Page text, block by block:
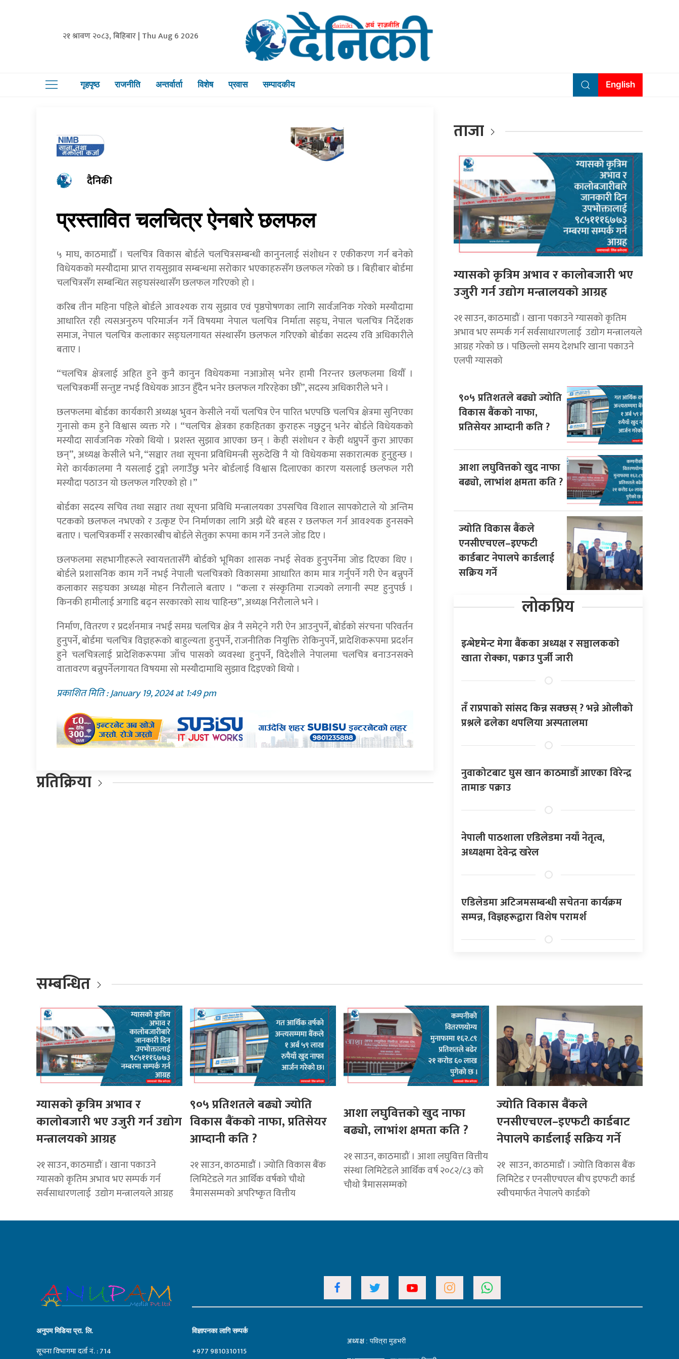
२१ श्रावण २०८३, बिहिबार | Thu Aug 6 2026
गृहपृष्ठ राजनीति अन्तर्वार्ता विशेष प्रवास सम्पादकीय English
दैनिकी
प्रस्तावित चलचित्र ऐनबारे छलफल
५ माघ, काठमाडौँ । चलचित्र विकास बोर्डले चलचित्रसम्बन्धी कानुनलाई संशोधन र एकीकरण गर्न बनेको
विधेयकको मस्यौदामा प्राप्त रायसुझाव सम्बन्धमा सरोकार भएकाहरुसँग छलफल गरेको छ । बिहीबार बोर्डमा
चलचित्रसँग सम्बन्धित सङ्घसंस्थासँग छलफल गरिएको हो ।
करिब तीन महिना पहिले बोर्डले आवश्यक राय सुझाव एवं पृष्ठपोषणका लागि सार्वजनिक गरेको मस्यौदामा
आधारित रही त्यसअनुरुप परिमार्जन गर्ने विषयमा नेपाल चलचित्र निर्माता सङ्घ, नेपाल चलचित्र निर्देशक
समाज, नेपाल चलचित्र कलाकार सङ्घलगायत संस्थासँग छलफल गरिएको बोर्डका सदस्य रवि अधिकारीले
बताए ।
“चलचित्र क्षेत्रलाई अहित हुने कुनै कानुन विधेयकमा नआओस् भनेर हामी निरन्तर छलफलमा थियौँ ।
चलचित्रकर्मी सन्तुष्ट नभई विधेयक आउन हुँदैन भनेर छलफल गरिरहेका छौँ”, सदस्य अधिकारीले भने ।
छलफलमा बोर्डका कार्यकारी अध्यक्ष भुवन केसीले नयाँ चलचित्र ऐन पारित भएपछि चलचित्र क्षेत्रमा सुनिएका
गुनासो कम हुने विश्वास व्यक्त गरे । “चलचित्र क्षेत्रका हकहितका कुराहरू नछुटुन् भनेर बोर्डले विधेयकको
मस्यौदा सार्वजनिक गरेको थियो । प्रशस्त सुझाव आएका छन् । केही संशोधन र केही थप्नुपर्ने कुरा आएका
छन्”, अध्यक्ष केसीले भने, “सञ्चार तथा सूचना प्रविधिमन्त्री सुरुदेखि नै यो विधेयकमा सकारात्मक हुनुहुन्छ ।
मेरो कार्यकालमा नै यसलाई टुङ्गो लगाउँछु भनेर बोर्डलाई विश्वास दिलाएका कारण यसलाई छलफल गरी
मस्यौदा पठाउन यो छलफल गरिएको हो ।”
बोर्डका सदस्य सचिव तथा सञ्चार तथा सूचना प्रविधि मन्त्रालयका उपसचिव विशाल सापकोटाले यो अन्तिम
पटकको छलफल नभएको र उत्कृष्ट ऐन निर्माणका लागि अझै धेरै बहस र छलफल गर्न आवश्यक हुनसक्ने
बताए । चलचित्रकर्मी र सरकारबीच बोर्डले सेतुका रूपमा काम गर्ने उनले जोड दिए ।
छलफलमा सहभागीहरूले स्वायत्ततासँगै बोर्डको भूमिका शासक नभई सेवक हुनुपर्नेमा जोड दिएका थिए ।
बोर्डले प्रशासनिक काम गर्ने नभई नेपाली चलचित्रको विकासमा आधारित काम मात्र गर्नुपर्ने गरी ऐन बन्नुपर्ने
कलाकार सङ्घका अध्यक्ष मोहन निरौलाले बताए । “कला र संस्कृतिमा राज्यको लगानी स्पष्ट हुनुपर्छ ।
किनकी हामीलाई अगाडि बढ्न सरकारको साथ चाहिन्छ”, अध्यक्ष निरौलाले भने ।
निर्माण, वितरण र प्रदर्शनमात्र नभई समग्र चलचित्र क्षेत्र नै समेट्ने गरी ऐन आउनुपर्ने, बोर्डको संरचना परिवर्तन
हुनुपर्ने, बोर्डमा चलचित्र विज्ञहरूको बाहुल्यता हुनुपर्ने, राजनीतिक नियुक्ति रोकिनुपर्ने, प्रादेशिकरूपमा प्रदर्शन
हुने चलचित्रलाई प्रादेशिकरूपमा जाँच पासको व्यवस्था हुनुपर्ने, विदेशीले नेपालमा चलचित्र बनाउनसक्ने
वातावरण बन्नुपर्नेलगायत विषयमा सो मस्यौदामाथि सुझाव दिइएको थियो ।
प्रकाशित मिति : January 19, 2024 at 1:49 pm
प्रतिक्रिया
ताजा
ग्यासको कृत्रिम अभाव र कालोबजारी भए
उजुरी गर्न उद्योग मन्त्रालयकाे आग्रह
२१ साउन, काठमाडौं । खाना पकाउने ग्यासको कृतिम
अभाव भए सम्पर्क गर्न सर्वसाधारणलाई उद्योग मन्त्रालयले
आग्रह गरेको छ । पछिल्लो समय देशभरि खाना पकाउने
एलपी ग्यासको
९०५ प्रतिशतले बढ्यो ज्योति
विकास बैंकको नाफा,
प्रतिसेयर आम्दानी कति ?
आशा लघुवित्तको खुद नाफा
बढ्यो, लाभांश क्षमता कति ?
ज्योति विकास बैंकले
एनसीएचएल–इएफटी
कार्डबाट नेपालपे कार्डलाई
सक्रिय गर्ने
लोकप्रिय
इन्भेष्टमेन्ट मेगा बैंकका अध्यक्ष र सञ्चालकको
खाता रोक्का, पक्राउ पुर्जी जारी
तँ राप्रपाको सांसद किन्न सक्छस् ? भन्ने ओलीको
प्रश्नले ढलेका थपलिया अस्पतालमा
नुवाकोटबाट घुस खान काठमाडौँ आएका विरेन्द्र
तामाङ पक्राउ
नेपाली पाठशाला एडिलेडमा नयाँ नेतृत्व,
अध्यक्षमा देवेन्द्र खरेल
एडिलेडमा अटिजमसम्बन्धी सचेतना कार्यक्रम
सम्पन्न, विज्ञहरूद्वारा विशेष परामर्श
सम्बन्धित
ग्यासको कृत्रिम अभाव र
कालोबजारी भए उजुरी गर्न उद्योग
मन्त्रालयकाे आग्रह
२१ साउन, काठमाडौं । खाना पकाउने
ग्यासको कृतिम अभाव भए सम्पर्क गर्न
सर्वसाधारणलाई उद्योग मन्त्रालयले आग्रह
९०५ प्रतिशतले बढ्यो ज्योति
विकास बैंकको नाफा, प्रतिसेयर
आम्दानी कति ?
२१ साउन, काठमाडाैं । ज्योति विकास बैंक
लिमिटेडले गत आर्थिक वर्षको चौथो
त्रैमाससम्मको अपरिष्कृत वित्तीय
आशा लघुवित्तको खुद नाफा
बढ्यो, लाभांश क्षमता कति ?
२१ साउन, काठमाडौं । आशा लघुवित्त वित्तीय
संस्था लिमिटेडले आर्थिक वर्ष २०८२/८३ को
चौथो त्रैमाससम्मको
ज्योति विकास बैंकले
एनसीएचएल–इएफटी कार्डबाट
नेपालपे कार्डलाई सक्रिय गर्ने
२१ साउन, काठमाडौं । ज्योति विकास बैंक
लिमिटेड र एनसीएचएल बीच इएफटी कार्ड
स्वीचमार्फत नेपालपे कार्डको
अनुपम मिडिया प्रा. लि.
सूचना विभागमा दर्ता नं. : 714
विज्ञापनका लागि सम्पर्क
+977 9810310115
अध्यक्ष : पवित्रा मुडभरी